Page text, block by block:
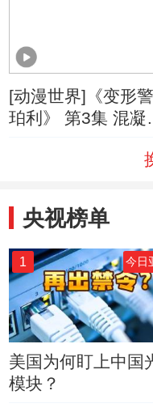
[动漫世界]《变形
珀利》 第3集 混凝
央视榜单
1 今日
美国为何盯上中国
模块？